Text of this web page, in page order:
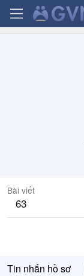
Bài viết
63
Tin nhắn hồ sơ